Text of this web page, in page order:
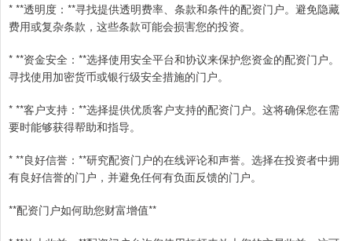
* **透明度：**寻找提供透明费率、条款和条件的配资门户。避免隐藏
费用或复杂条款，这些条款可能会损害您的投资。
* **资金安全：**选择使用安全平台和协议来保护您资金的配资门户。
寻找使用加密货币或银行级安全措施的门户。
* **客户支持：**选择提供优质客户支持的配资门户。这将确保您在需
要时能够获得帮助和指导。
* **良好信誉：**研究配资门户的在线评论和声誉。选择在投资者中拥
有良好信誉的门户，并避免任何有负面反馈的门户。
**配资门户如何助您财富增值**